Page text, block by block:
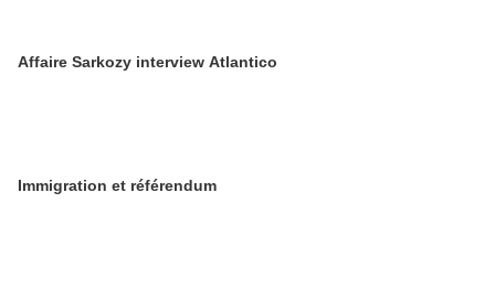
Affaire Sarkozy interview Atlantico
Immigration et référendum